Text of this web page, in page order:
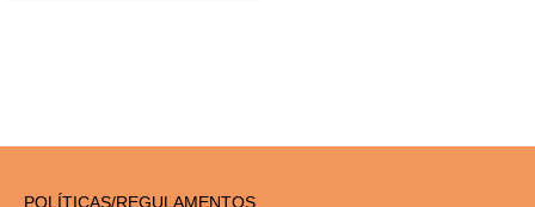
POLÍTICAS/REGULAMENTOS